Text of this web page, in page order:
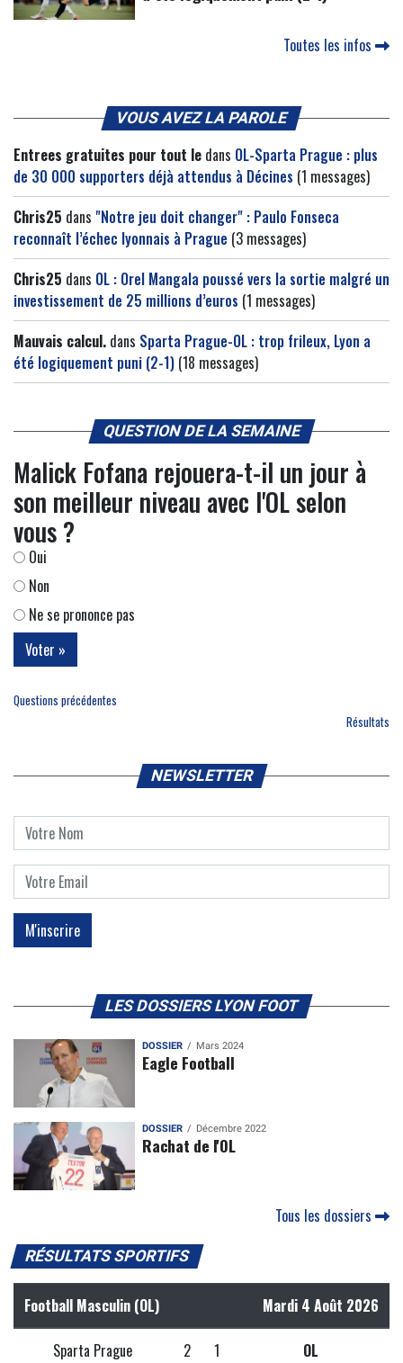
Toutes les infos
VOUS AVEZ LA PAROLE
Entrees gratuites pour tout le dans OL-Sparta Prague : plus
de 30 000 supporters déjà attendus à Décines (1 messages)
Chris25 dans "Notre jeu doit changer" : Paulo Fonseca
reconnaît l’échec lyonnais à Prague (3 messages)
Chris25 dans OL : Orel Mangala poussé vers la sortie malgré un
investissement de 25 millions d’euros (1 messages)
Mauvais calcul. dans Sparta Prague-OL : trop frileux, Lyon a
été logiquement puni (2-1) (18 messages)
QUESTION DE LA SEMAINE
Malick Fofana rejouera-t-il un jour à
son meilleur niveau avec l'OL selon
vous ?
Oui
Non
Ne se prononce pas
Questions précédentes
Résultats
NEWSLETTER
LES DOSSIERS LYON FOOT
DOSSIER Mars 2024
Eagle Football
DOSSIER Décembre 2022
Rachat de l'OL
Tous les dossiers
RÉSULTATS SPORTIFS
Football Masculin (OL) Mardi 4 Août 2026
Sparta Prague 2 1 OL